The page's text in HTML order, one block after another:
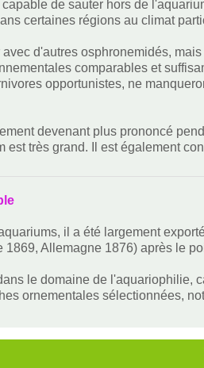
de sauter hors de
certaines régions au climat
avec d'autres osphronemidés,
comparables et
opportunistes, ne
devenant plus prononcé
est très grand. Il est également
il a été largement
Allemagne 1876) après le
le domaine de l'aquariophilie,
ornementales sélectionnées,